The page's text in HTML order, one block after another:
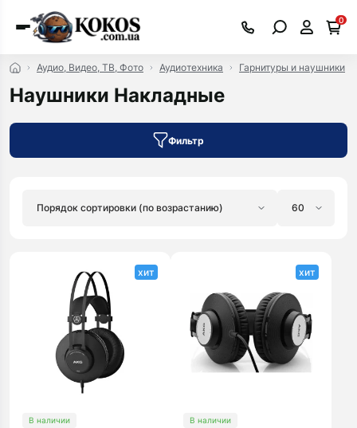
0
Аудио, Видео, ТВ, Фото Аудиотехника Гарнитуры и наушники
Наушники Накладные
Фильтр
хит
В наличии
хит
В наличии